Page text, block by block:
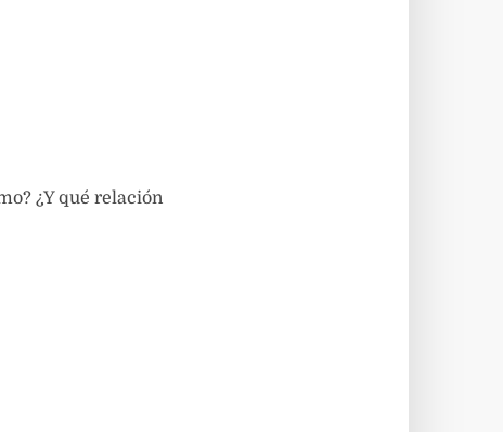
¿Y qué relación